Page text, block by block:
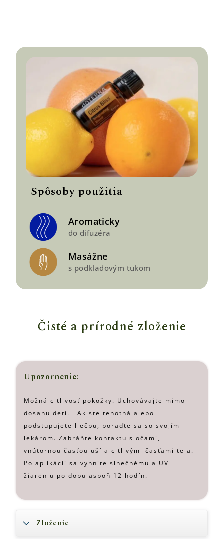
Spôsoby použitia
Aromaticky
do difuzéra
Masážne
s podkladovým tukom
Čisté a prírodné zloženie
Upozornenie:
Možná citlivosť pokožky. Uchovávajte mimo
dosahu detí. Ak ste tehotná alebo
podstupujete liečbu, poraďte sa so svojím
lekárom. Zabráňte kontaktu s očami,
vnútornou časťou uší a citlivými časťami tela.
Po aplikácii sa vyhnite slnečnému a UV
žiareniu po dobu aspoň 12 hodín.
Zloženie